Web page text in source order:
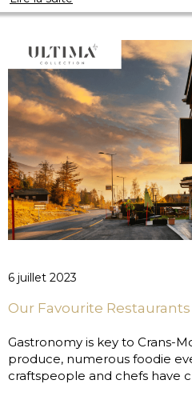
6 juillet 2023
Our Favourite
Gastronomy is key to Crans-
produce, numerous foodie
craftspeople and chefs have